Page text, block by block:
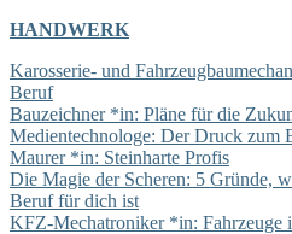
HANDWERK
Karosserie- und
Beruf
Bauzeichner *in: Pläne für die
Medientechnologe: Der Druck zum
Maurer *in: Steinharte Profis
Die Magie der Scheren: 5 Gründe,
Beruf für dich ist
KFZ-Mechatroniker *in: Fahrzeuge